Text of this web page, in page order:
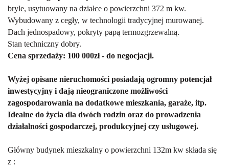
bryle, usytuowany na działce o powierzchni 372 m kw.
Wybudowany z cegły, w technologii tradycyjnej murowanej.
Dach jednospadowy, pokryty papą termozgrzewalną.
Stan techniczny dobry.
Cena sprzedaży: 100 000zł - do negocjacji.
Wyżej opisane nieruchomości posiadają ogromny potencjał
inwestycyjny i dają nieograniczone możliwości
zagospodarowania na dodatkowe mieszkania, garaże, itp.
Idealne do życia dla dwóch rodzin oraz do prowadzenia
działalności gospodarczej, produkcyjnej czy usługowej.
Główny budynek mieszkalny o powierzchni 132m kw składa się
z :